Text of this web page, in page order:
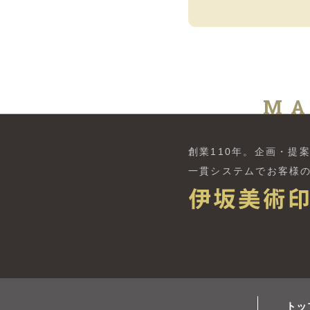
創業110年。 企画・提
一貫システムでお客様
ト